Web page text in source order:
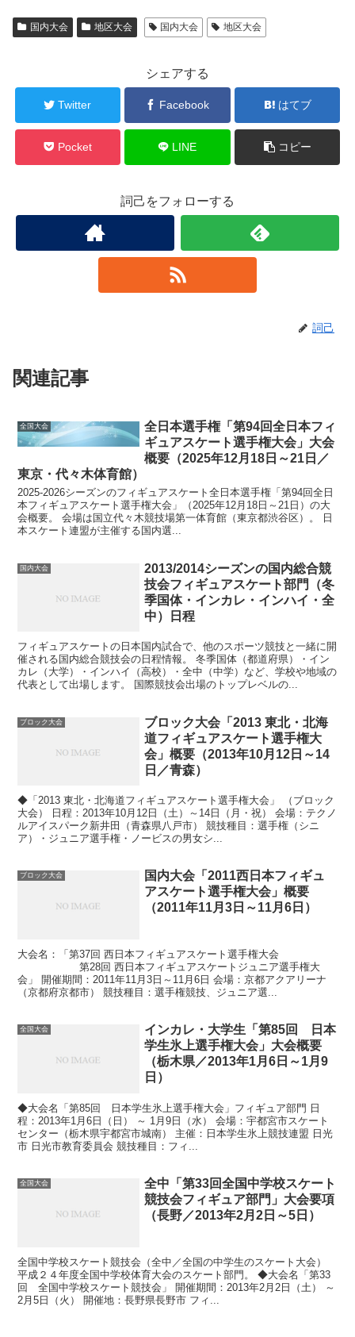
国内大会 地区大会 国内大会 地区大会
シェアする
Twitter Facebook はてブ
Pocket LINE コピー
詞己をフォローする
詞己
関連記事
全国大会
全日本選手権「第94回全日本フィ
ギュアスケート選手権大会」大会
概要（2025年12月18日～21日／
東京・代々木体育館）
2025-2026シーズンのフィギュアスケート全日本選手権「第94回全日
本フィギュアスケート選手権大会」（2025年12月18日～21日）の大
会概要。 会場は国立代々木競技場第一体育館（東京都渋谷区）。 日
本スケート連盟が主催する国内選...
国内大会
2013/2014シーズンの国内総合競
技会フィギュアスケート部門（冬
季国体・インカレ・インハイ・全
中）日程
フィギュアスケートの日本国内試合で、他のスポーツ競技と一緒に開
催される国内総合競技会の日程情報。 冬季国体（都道府県）・イン
カレ（大学）・インハイ（高校）・全中（中学）など、学校や地域の
代表として出場します。 国際競技会出場のトップレベルの...
ブロック大会
ブロック大会「2013 東北・北海
道フィギュアスケート選手権大
会」概要（2013年10月12日～14
日／青森）
◆「2013 東北・北海道フィギュアスケート選手権大会」 （ブロック
大会） 日程：2013年10月12日（土）～14日（月・祝） 会場：テクノ
ルアイスパーク新井田（青森県八戸市） 競技種目：選手権（シニ
ア）・ジュニア選手権・ノービスの男女シ...
ブロック大会
国内大会「2011西日本フィギュ
アスケート選手権大会」概要
（2011年11月3日～11月6日）
大会名：「第37回 西日本フィギュアスケート選手権大会
第28回 西日本フィギュアスケートジュニア選手権大
会」 開催期間：2011年11月3日～11月6日 会場：京都アクアリーナ
（京都府京都市） 競技種目：選手権競技、ジュニア選...
全国大会
インカレ・大学生「第85回 日本
学生氷上選手権大会」大会概要
（栃木県／2013年1月6日～1月9
日）
◆大会名「第85回 日本学生氷上選手権大会」フィギュア部門 日
程：2013年1月6日（日） ～ 1月9日（水） 会場：宇都宮市スケート
センター（栃木県宇都宮市城南） 主催：日本学生氷上競技連盟 日光
市 日光市教育委員会 競技種目：フィ...
全国大会
全中「第33回全国中学校スケート
競技会フィギュア部門」大会要項
（長野／2013年2月2日～5日）
全国中学校スケート競技会（全中／全国の中学生のスケート大会）
平成２４年度全国中学校体育大会のスケート部門。 ◆大会名「第33
回 全国中学校スケート競技会」 開催期間：2013年2月2日（土） ～
2月5日（火） 開催地：長野県長野市 フィ...